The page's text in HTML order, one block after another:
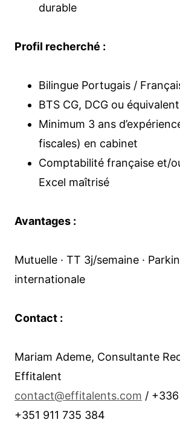
durable
Profil recherché :
Bilingue Portugais /
BTS CG, DCG ou équivalent
Minimum 3 ans
fiscales) en cabinet
Comptabilité française et/
Excel maîtrisé
Avantages :
Mutuelle · TT 3j/semaine ·
internationale
Contact :
Mariam Ademe, Consultante
Effitalent
contact@effitalents.com /
+351 911 735 384